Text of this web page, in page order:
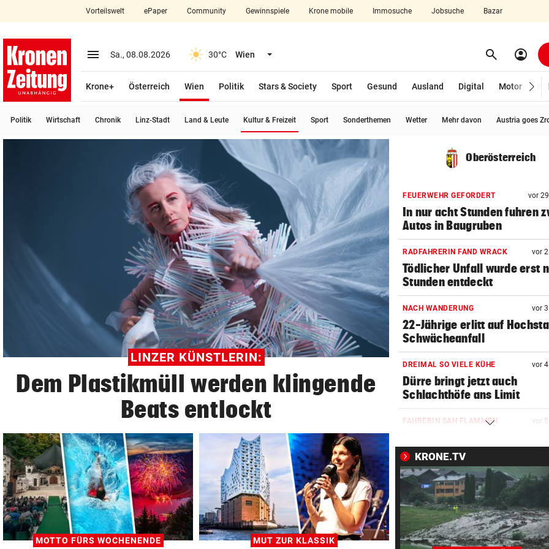
closeSchließen
account_circle Anmelden
arrow_right
Bundesland auswählen
© Krone Multimedia GmbH & Co KG 2026
Muthgasse 2, 1190 Wien
Vorteilswelt ePaper Community Gewinnspiele Krone mobile Immosuche Jobsuche Bazar
menu Menü aufklappen
Sa., 08.08.2026 30°C Wien Menü aufklappen search Suchen
account_circle
Krone+ Österreich Wien
Politik
Stars & Society Sport Gesund Ausland Digital Motor
Politik Wirtschaft Chronik Linz-Stadt Land & Leute Kultur & Freizeit Sport Sonderthemen Wetter Mehr davon Austria goes
LINZER KÜNSTLERIN:
Dem Plastikmüll werden klingende
Beats entlockt
MOTTO FÜRS WOCHENENDE MUT ZUR KLASSIK
Oberösterreich
FEUERWEHR GEFORDERT vor
In nur acht Stunden fuhren
Autos in Baugruben
RADFAHRERIN FAND WRACK vor
Tödlicher Unfall wurde erst
Stunden entdeckt
NACH WANDERUNG vor
22-Jährige erlitt auf
Schwächeanfall
DREIMAL SO VIELE KÜHE vor
Dürre bringt jetzt auch
Schlachthöfe ans Limit
FAHRERIN SAH FLAMMEN vor
Wiese in Brand
AUF DER AUTOBAHN vor 6
26-Jähriger überschlug sich
Kleintransporter
TELEFON LÄUFT HEISS vor
KRONE.TV